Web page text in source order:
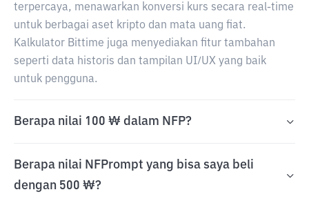
terpercaya, menawarkan konversi kurs secara real-time
untuk berbagai aset kripto dan mata uang fiat.
Kalkulator Bittime juga menyediakan fitur tambahan
seperti data historis dan tampilan UI/UX yang baik
untuk pengguna.
Berapa nilai 100 ₩ dalam NFP?
Berapa nilai NFPrompt yang bisa saya beli
dengan 500 ₩?